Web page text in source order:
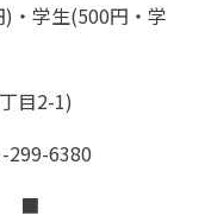
・学生(500円・学
目2-1)
299-6380